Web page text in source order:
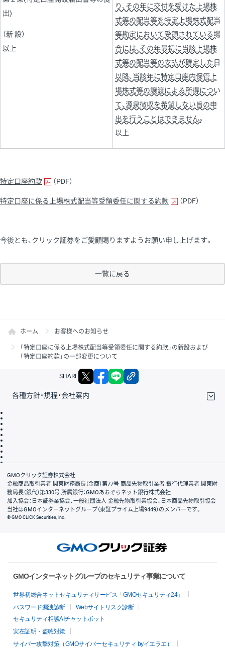
出)
（新 設）
以上
り、その年に交付を受けた上場株
式等の配当等を特定上場株式配当
等勘定において受領されている場
合には、その年最初に当該上場株
式等の配当等の支払が確定した日
以降、当該年に特定口座内保管上
場株式等の譲渡による所得につい
て、源泉徴収を希望しない旨の申
出を行うことはできません。
以上
特定口座約款 （PDF）
特定口座に係る上場株式配当等受領委任に関する約款 （PDF）
今後とも、クリック証券をご愛顧賜りますようお願い申し上げます。
一覧に戻る
ホーム お客様へのお知らせ
「特定口座に係る上場株式配当等受領委任に関する約款」の新設および
「特定口座約款」の一部変更について
SHARE X facebook
各種方針・規程・会社案内
会社案内
GMOクリック証券株式会社
金融商品取引業者 関東財務局長（金商）第77号 商品先物取引業者 銀行代理業者 関東財
務局長（銀代）第330号 所属銀行：GMOあおぞらネット銀行株式会社
加入協会：日本証券業協会、一般社団法人 金融先物取引業協会、日本商品先物取引協会
当社はGMOインターネットグループ（東証プライム上場9449）のメンバーです。
© GMO CLICK Securities, Inc.
GMOインターネットグループのセキュリティ事業について
世界初総合ネットセキュリティサービス「GMOセキュリティ24」
パスワード漏洩診断
Webサイトリスク診断
セキュリティ相談AIチャットボット
実在証明・盗聴対策
サイバー攻撃対策（GMOサイバーセキュリティ byイエラエ）